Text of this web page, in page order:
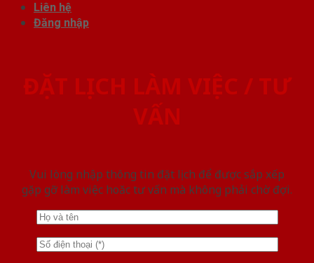
Liên hệ
Đăng nhập
ĐẶT LỊCH LÀM VIỆC / TƯ
VẤN
Vui lòng nhập thông tin đặt lịch để được sắp xếp
gặp gỡ làm việc hoăc tư vấn mà không phải chờ đợi.